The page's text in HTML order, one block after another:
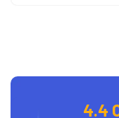
4.4